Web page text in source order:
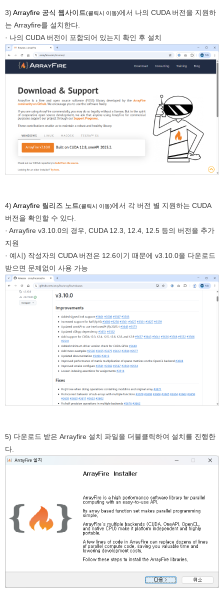
3) Arrayfire 공식 웹사이트(클릭시 이동)에서 나의 CUDA 버전을 지원하
는 Arrayfire를 설치한다.
· 나의 CUDA 버전이 포함되어 있는지 확인 후 설치
4) Arrayfire 릴리즈 노트(클릭시 이동)에서 각 버전 별 지원하는 CUDA
버전을 확인할 수 있다.
· Arrayfire v3.10.0의 경우, CUDA 12.3, 12.4, 12.5 등의 버전을 추가
지원
· 예시) 작성자의 CUDA 버전은 12.6이기 때문에 v3.10.0을 다운로드
받으면 문제없이 사용 가능
5) 다운로드 받은 Arrayfire 설치 파일을 더블클릭하여 설치를 진행한
다.